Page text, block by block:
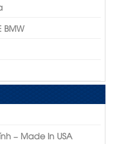
BMW
– Made In USA